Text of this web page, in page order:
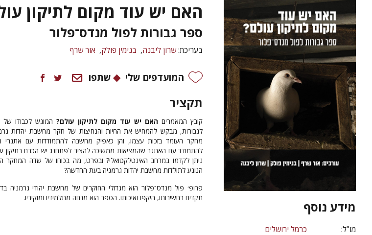
מידע נוסף
מו"ל:
כרמל ירושלים
האם יש עוד מקום לתיקון
ספר גבורות לפול מנדס־פלור
בעריכת:שרון ליבנה בנימין פולק אור שרף
המועדפים שלי שתפו
תקציר
קובץ המאמרים האם יש עוד מקום לתיקון עולם? המוגש לכבודו של
לגבורות, מבקש להמחיש את החיוּת והנחיצוּת של חקר מחשבת יהדות
מחקר העומד בזכות עצמו, והן כאפיק מחשבה להתמודדות עם אתגרי
להתמודד עם האתגר שהמציאות ממשיכה להציב לפתחנו: יש הכרח בתיקון
ניתן לקדמו במרחב האינטלקטואלי? ובפרט, מה בכוחו של שדה המחקר
הנוגע לתולדות מחשבת יהדות גרמניה בעת החדשה?
פרופ׳ פול מנדס־פלור הוא מגדולי החוקרים של מחשבת יהודי גרמניה
תקדים בחשיבותו, היקפו ואיכותו. הספר הוא מִנחה מתלמידיו ומוקיריו.